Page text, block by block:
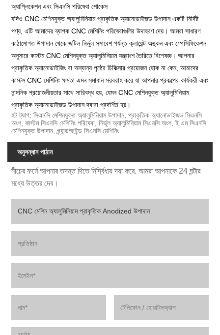
অ্যাপ্লিকেশন এবং সিএনসি পরিষেবা শোকেস
যদিও CNC মেশিনযুক্ত অ্যালুমিনিয়াম প্রাকৃতিক অ্যানোডাইজড উপাদান একটি নির্দিষ্ট
পণ্য, এটি আমাদের ব্যাপক CNC মেশিনিং পরিষেবাগুলির উদাহরণ দেয়। আমরা সাধারণ
কাঠামোগত উপাদান থেকে জটিল নির্ভুল সমাবেশ পর্যন্ত ক্লায়েন্ট অঙ্কন এবং স্পেসিফিকেশন
অনুসারে কাস্টম CNC মেশিনযুক্ত অ্যালুমিনিয়াম যন্ত্রাংশ তৈরিতে বিশেষজ্ঞ। আপনার
প্রাকৃতিক অ্যানোডাইজিং বা অন্যান্য পৃষ্ঠের চিকিত্সার প্রয়োজন হোক না কেন, আমাদের
কাস্টম CNC মেশিনিং ক্ষমতা এমন সমাধান সরবরাহ করে যা আপনার প্রকল্পের কার্যকরী এবং
নান্দনিক প্রয়োজনীয়তার সাথে সারিবদ্ধ হয়, যেমন CNC মেশিনযুক্ত অ্যালুমিনিয়াম
প্রাকৃতিক অ্যানোডাইজড উপাদান দ্বারা প্রদর্শিত হয়।
হট ট্যাগ: সিএনসি মেশিনযুক্ত অ্যালুমিনিয়াম উপাদান, প্রাকৃতিক অ্যানোডাইজড সিএনসি
অংশ, কাস্টম সিএনসি মেশিনিং পরিষেবা, নির্ভুল অ্যালুমিনিয়াম সিএনসি অংশ, ই এম সিএনসি
মেশিনযুক্ত উপাদান, গ্র্যান্ডআইন্ড সিএনসি মেশিনিং
অনুসন্ধান পাঠান
নীচের ফর্মে আপনার তদন্ত দিতে নির্দ্বিধায় দয়া করে. আমরা আপনাকে 24 ঘন্টার
মধ্যে উত্তর দেব।